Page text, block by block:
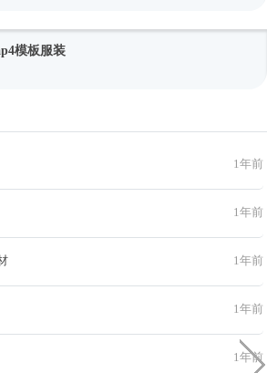
模板服装
1年前
1年前
1年前
1年前
1年前